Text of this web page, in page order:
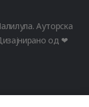
Ауторска
од ❤